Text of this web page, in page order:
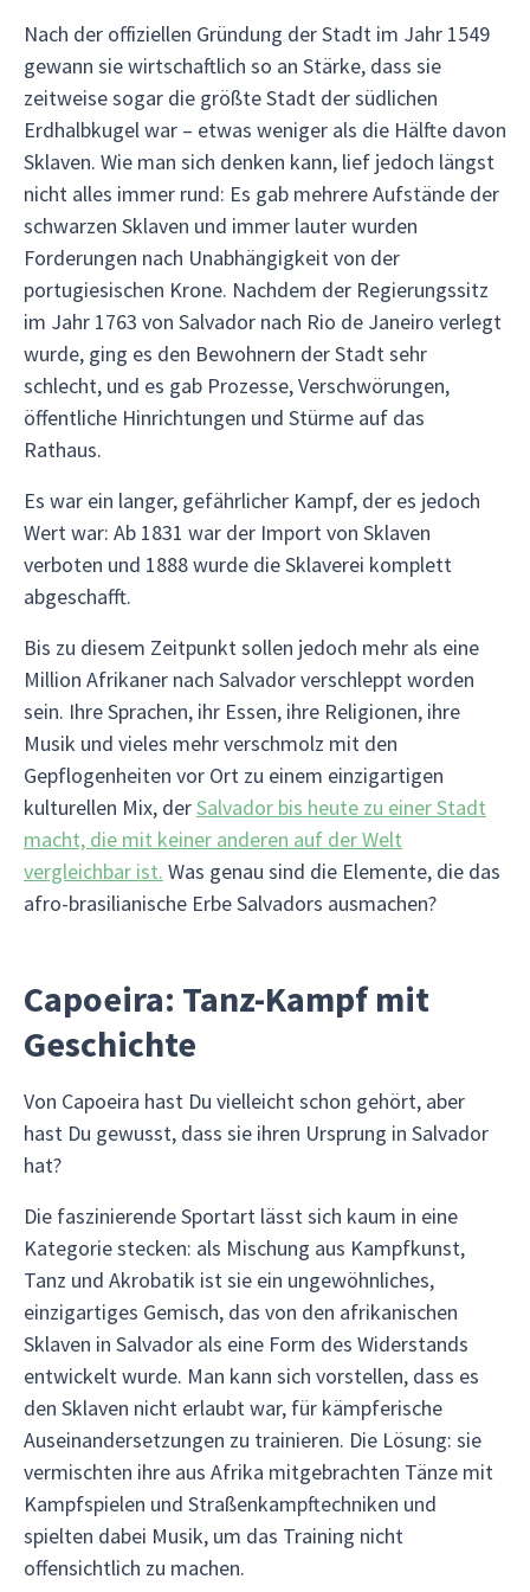
Nach der offiziellen Gründung der Stadt im Jahr 1549
gewann sie wirtschaftlich so an Stärke, dass sie
zeitweise sogar die größte Stadt der südlichen
Erdhalbkugel war – etwas weniger als die Hälfte davon
Sklaven. Wie man sich denken kann, lief jedoch längst
nicht alles immer rund: Es gab mehrere Aufstände der
schwarzen Sklaven und immer lauter wurden
Forderungen nach Unabhängigkeit von der
portugiesischen Krone. Nachdem der Regierungssitz
im Jahr 1763 von Salvador nach Rio de Janeiro verlegt
wurde, ging es den Bewohnern der Stadt sehr
schlecht, und es gab Prozesse, Verschwörungen,
öffentliche Hinrichtungen und Stürme auf das
Rathaus.
Es war ein langer, gefährlicher Kampf, der es jedoch
Wert war: Ab 1831 war der Import von Sklaven
verboten und 1888 wurde die Sklaverei komplett
abgeschafft.
Bis zu diesem Zeitpunkt sollen jedoch mehr als eine
Million Afrikaner nach Salvador verschleppt worden
sein. Ihre Sprachen, ihr Essen, ihre Religionen, ihre
Musik und vieles mehr verschmolz mit den
Gepflogenheiten vor Ort zu einem einzigartigen
kulturellen Mix, derSalvador bis heute zu einer Stadt
macht, die mit keiner anderen auf der Welt
vergleichbar ist. Was genau sind die Elemente, die das
afro-brasilianische Erbe Salvadors ausmachen?
Capoeira: Tanz-Kampf mit
Geschichte
Von Capoeira hast Du vielleicht schon gehört, aber
hast Du gewusst, dass sie ihren Ursprung in Salvador
hat?
Die faszinierende Sportart lässt sich kaum in eine
Kategorie stecken: als Mischung aus Kampfkunst,
Tanz und Akrobatik ist sie ein ungewöhnliches,
einzigartiges Gemisch, das von den afrikanischen
Sklaven in Salvador als eine Form des Widerstands
entwickelt wurde. Man kann sich vorstellen, dass es
den Sklaven nicht erlaubt war, für kämpferische
Auseinandersetzungen zu trainieren. Die Lösung: sie
vermischten ihre aus Afrika mitgebrachten Tänze mit
Kampfspielen und Straßenkampftechniken und
spielten dabei Musik, um das Training nicht
offensichtlich zu machen.